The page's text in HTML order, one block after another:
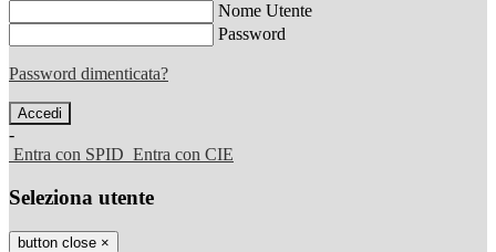
Nome Utente
Password
Password dimenticata?
-
Entra con SPID Entra con CIE
Seleziona utente
button close ×